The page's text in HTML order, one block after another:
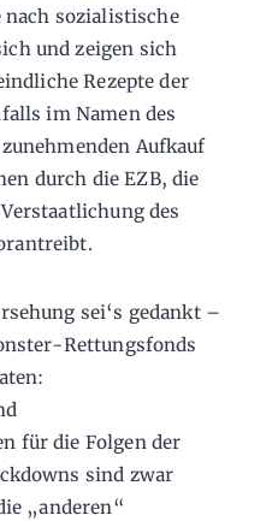
sozialistische
und zeigen sich
Rezepte der
im Namen des
Aufkauf
durch die EZB, die
des
sei‘s gedankt –
Rettungsfonds
für die Folgen der
sind zwar
„anderen“